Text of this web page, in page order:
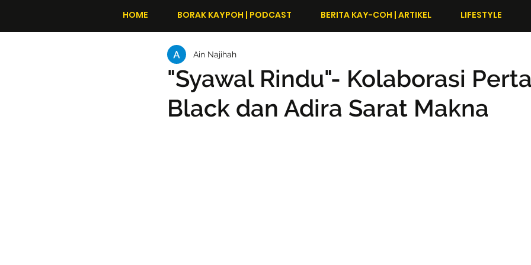
HOME BORAK KAYPOH | PODCAST BERITA KAY-COH | ARTIKEL LIFESTYLE
"Syawal Rindu"- Kolaborasi
Black dan Adira Sarat Makna
Ain Najihah